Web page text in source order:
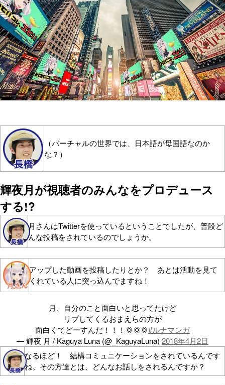
（バーチャルの世界では、日本語が母国語なのか
な？）
輝夜月が視聴者のみんなをプロデュース
する!?
月さんはTwitterを使っているということでしたが、普段ど
んな投稿をされているのでしょうか。
アップした動画を投稿したりとか？ あとは活動を見て
くれている人に突っ込んでますね！
月、自分のこと面白いと思ってたけど
リプしてくるおまえらの方が
面白くてどーすんだ！！！💢💢💢#ルナマンガ
— 輝夜 月 / Kaguya Luna (@_KaguyaLuna) 2018年4月2日
なるほど！ 結構コミュニケーションをされているんです
ね。その方達とは、どんなお話しをされるんですか？